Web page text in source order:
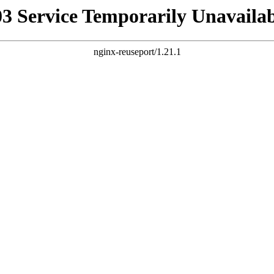
Service Temporarily
nginx-reuseport/1.21.1